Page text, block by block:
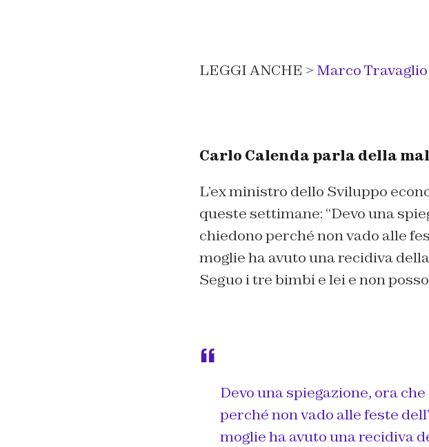
LEGGI ANCHE > Marco
Carlo Calenda parla della
L’ex ministro dello Sviluppo
queste settimane: “Devo una
chiedono perché non vado alle
moglie ha avuto una recidiva
Seguo i tre bimbi e lei e non
Devo una spiegazione, ora
perché non vado alle feste
moglie ha avuto una recidiva